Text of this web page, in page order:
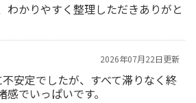
わかりやすく整理しただきありがと
2026年07月22日更新
安定でしたが、すべて滞りなく終
でいっぱいです。